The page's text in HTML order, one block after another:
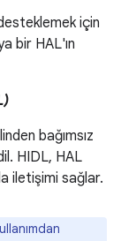
için
bir HAL'ın
bağımsız
HIDL, HAL
iletişimi sağlar.